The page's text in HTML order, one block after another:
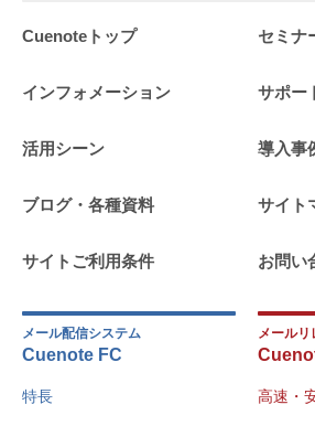
Cuenoteトップ セミナ
インフォメーション サポー
活用シーン 導入事
ブログ・各種資料 サイト
サイトご利用条件 お問い
メール配信システム
Cuenote FC
特長
メール
高速・